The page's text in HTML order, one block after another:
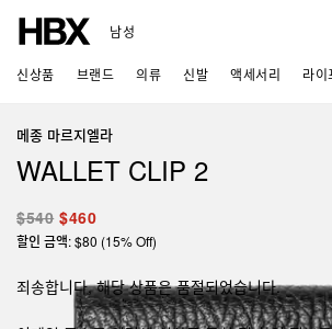
남성
신상품 브랜드 의류 신발 액세서리 라이
메종 마르지엘라
WALLET CLIP 2
$540 $460
할인 금액: $80 (15% Off)
죄송합니다, 해당 상품은 품절되었습니다.